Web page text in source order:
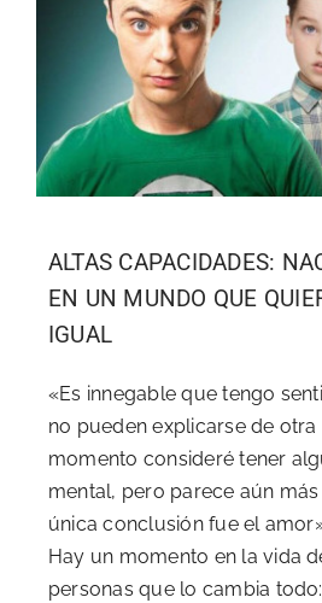
ALTAS CAPACIDADES:
EN UN MUNDO QUE
IGUAL
«Es innegable que tengo
no pueden explicarse de otra
momento consideré tener
mental, pero parece aún
única conclusión fue el
Hay un momento en la vida
personas que lo cambia